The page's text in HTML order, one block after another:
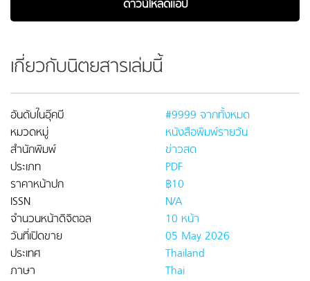
ดาวน์โหลดแอป
เกี่ยวกับนิตยสารเล่มนี้
อันดับในอุ๊คบี
#9999 จากทั้งหมด
หมวดหมู่
หนังสือพิมพ์รายวัน
สำนักพิมพ์
ข่าวสด
ประเภท
PDF
ราคาหน้าปก
฿10
ISSN
N/A
จำนวนหน้าดิจิตอล
10 หน้า
วันที่เปิดขาย
05 May 2026
ประเทศ
Thailand
ภาษา
Thai